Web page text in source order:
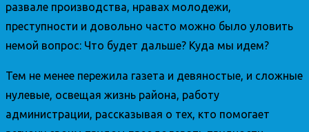
развале производства, нравах молодежи,
преступности и довольно часто можно было уловить
немой вопрос: Что будет дальше? Куда мы идем?
Тем не менее пережила газета и девяностые, и сложные
нулевые, освещая жизнь района, работу
администрации, рассказывая о тех, кто помогает